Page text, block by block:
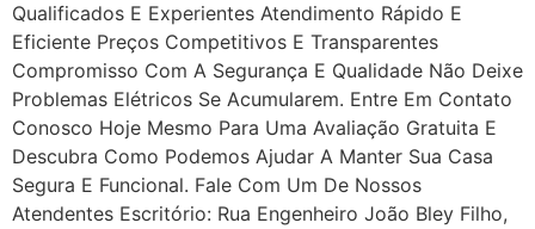
Qualificados E Experientes Atendimento Rápido E
Eficiente Preços Competitivos E Transparentes
Compromisso Com A Segurança E Qualidade Não Deixe
Problemas Elétricos Se Acumularem. Entre Em Contato
Conosco Hoje Mesmo Para Uma Avaliação Gratuita E
Descubra Como Podemos Ajudar A Manter Sua Casa
Segura E Funcional. Fale Com Um De Nossos
Atendentes Escritório: Rua Engenheiro João Bley Filho,